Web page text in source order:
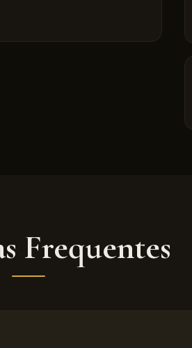
Frequentes